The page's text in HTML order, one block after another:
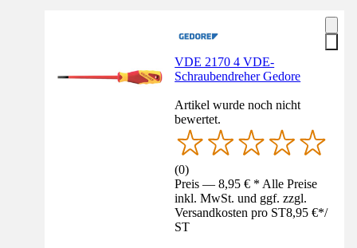
VDE 2170 4 VDE-
Schraubendreher Gedore
Artikel wurde noch nicht
bewertet.
(0)
Preis — 8,95 € * Alle Preise
inkl. MwSt. und ggf. zzgl.
Versandkosten pro ST8,95 €*/
ST